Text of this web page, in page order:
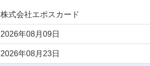
株式会社エポスカード
2026年08月09日
2026年08月23日